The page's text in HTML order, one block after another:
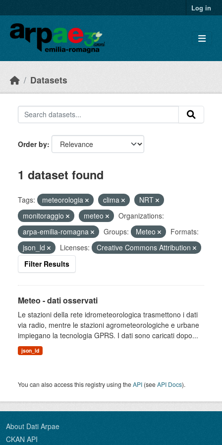
Log in
Datasets
Order by
1 dataset found
Tags: meteorologia clima
NRT
monitoraggio
meteo
Organizations:
arpa-emilia-romagna
Groups: Meteo
Formats:
json_ld
Licenses:
Creative Commons Attribution
Filter Results
Meteo - dati osservati
Le stazioni della rete idrometeorologica trasmettono i dati
via radio, mentre le stazioni agrometeorologiche e urbane
impiegano la tecnologia GPRS. I dati sono caricati dopo...
json_ld
You can also access this registry using theAPI (seeAPI Docs).
About Dati Arpae
CKAN API